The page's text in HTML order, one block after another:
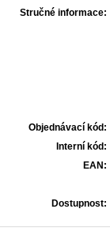
Stručné informace:
Objednávací kód:
Interní kód:
EAN:
Dostupnost: